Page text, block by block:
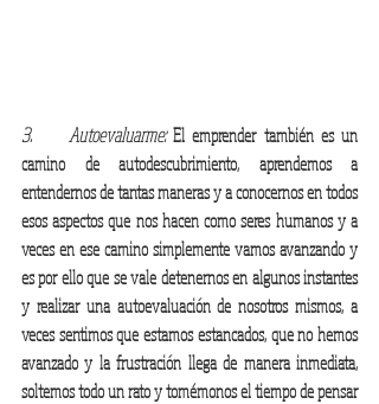
3.     Autoevaluarme: El emprender también es un
camino de autodescubrimiento, aprendemos a
entendernos de tantas maneras y a conocernos en todos
esos aspectos que nos hacen como seres humanos y a
veces en ese camino simplemente vamos avanzando y
es por ello que se vale detenernos en algunos instantes
y realizar una autoevaluación de nosotros mismos, a
veces sentimos que estamos estancados, que no hemos
avanzado y la frustración llega de manera inmediata,
soltemos todo un rato y tomémonos el tiempo de pensar